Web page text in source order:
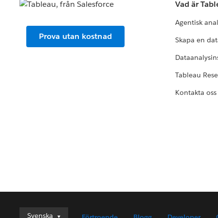
Prova utan kostnad
Vad är
Agentisk
Skapa en
Tableau
Kontakta oss
Svenska
Svenska